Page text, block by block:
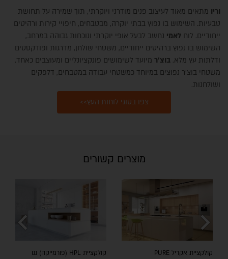
וריו מתאים מאוד לעיצוב פנים מודרני ויוקרתי, תוך שמירה על תחושת
טבעיות. השימוש בו נפוץ בבתי יוקרה, מבטבחים, חיפויי קירות ורהיטים
ייחודיים. לוח לאמי נחשב לבעל אופי יוקרתי ונוכחות גבוהה במרחב,
השימוש בו נפוץ ברהיטים ייחודיים, משטחי שולחן, מדרגות ופודקסטים
ודלתות עץ מלא. בוצ'ר מיועד לשימושים פונקציונליים ומעוצבים כאחד.
משטחי בוצ'ר נפוצים במיוחד כמשטחי עבודה במטבחים, דלפקים
ושולחנות.
צפו בסוגי לוחות העץ>>
מוצרים קשורים
chevron_left
קולקציית HPL (פורמייקה) ננו קולקציית אקריל PURE
chevron_right